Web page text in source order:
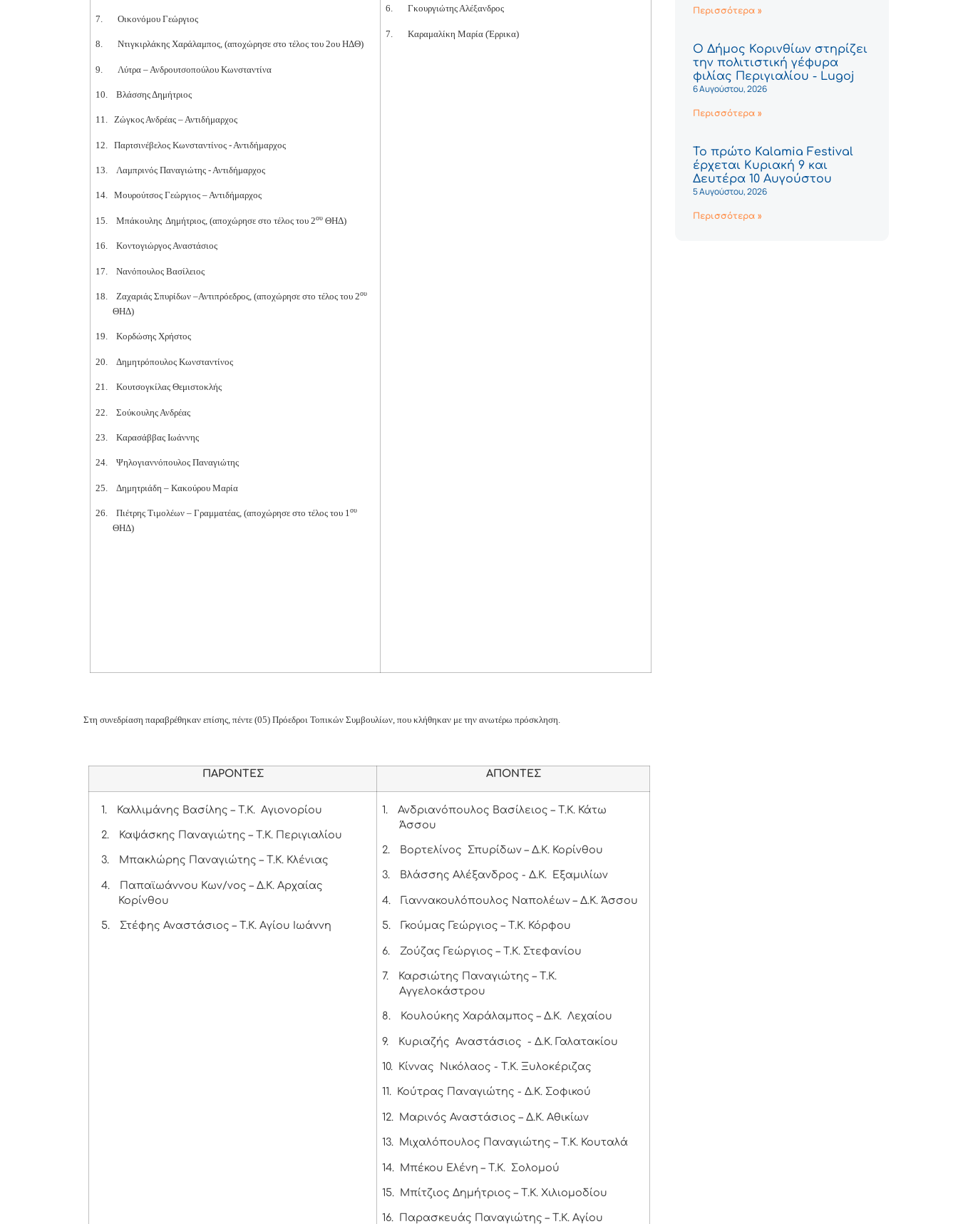
7. Οικονόμου Γεώργιος
8. Ντιγκιρλάκης Χαράλαμπος, (αποχώρησε στο τέλος του 2ου ΗΔΘ)
9. Λύτρα – Ανδρουτσοπούλου Κωνσταντίνα
10. Βλάσσης Δημήτριος
11. Ζώγκος Ανδρέας – Αντιδήμαρχος
12. Παρτσινέβελος Κωνσταντίνος - Αντιδήμαρχος
13. Λαμπρινός Παναγιώτης - Αντιδήμαρχος
14. Μουρούτσος Γεώργιος – Αντιδήμαρχος
15. Μπάκουλης Δημήτριος, (αποχώρησε στο τέλος του 2ουΘΗΔ)
16. Κοντογιώργος Αναστάσιος
17. Νανόπουλος Βασίλειος
18. Ζαχαριάς Σπυρίδων –Αντιπρόεδρος, (αποχώρησε στο τέλος του 2ου
ΘΗΔ)
19. Κορδώσης Χρήστος
20. Δημητρόπουλος Κωνσταντίνος
21. Κουτσογκίλας Θεμιστοκλής
22. Σούκουλης Ανδρέας
23. Καρασάββας Ιωάννης
24. Ψηλογιαννόπουλος Παναγιώτης
25. Δημητριάδη – Κακούρου Μαρία
26. Πιέτρης Τιμολέων – Γραμματέας, (αποχώρησε στο τέλος του 1ου
ΘΗΔ)
6. Γκουργιώτης Αλέξανδρος
7. Καραμαλίκη Μαρία (Έρρικα)
Στη συνεδρίαση παραβρέθηκαν επίσης, πέντε (05) Πρόεδροι Τοπικών Συμβουλίων, που κλήθηκαν με την ανωτέρω πρόσκληση.
ΠΑΡΟΝΤΕΣ ΑΠΟΝΤΕΣ
1. Καλλιμάνης Βασίλης – Τ.Κ. Αγιονορίου
2. Καψάσκης Παναγιώτης – Τ.Κ. Περιγιαλίου
3. Μπακλώρης Παναγιώτης – Τ.Κ. Κλένιας
4.
Παπαϊωάννου Κων/νος – Δ.Κ. Αρχαίας
Κορίνθου
5. Στέφης Αναστάσιος – Τ.Κ. Αγίου Ιωάννη
1.
Ανδριανόπουλος Βασίλειος – Τ.Κ. Κάτω
Άσσου
2. Βορτελίνος Σπυρίδων – Δ.Κ. Κορίνθου
3. Βλάσσης Αλέξανδρος - Δ.Κ. Εξαμιλίων
4. Γιαννακουλόπουλος Ναπολέων – Δ.Κ. Άσσου
5. Γκούμας Γεώργιος – Τ.Κ. Κόρφου
6. Ζούζας Γεώργιος – Τ.Κ. Στεφανίου
7.
Καρσιώτης Παναγιώτης – Τ.Κ.
Αγγελοκάστρου
8. Κουλούκης Χαράλαμπος – Δ.Κ. Λεχαίου
9. Κυριαζής Αναστάσιος - Δ.Κ. Γαλατακίου
10. Κίννας Νικόλαος - Τ.Κ. Ξυλοκέριζας
11. Κούτρας Παναγιώτης - Δ.Κ. Σοφικού
12. Μαρινός Αναστάσιος – Δ.Κ. Αθικίων
13. Μιχαλόπουλος Παναγιώτης – Τ.Κ. Κουταλά
14. Μπέκου Ελένη – Τ.Κ. Σολομού
15. Μπίτζιος Δημήτριος – Τ.Κ. Χιλιομοδίου
16. Παρασκευάς Παναγιώτης – Τ.Κ. Αγίου
Περισσότερα »
Ο Δήμος Κορινθίων στηρίζει
την πολιτιστική γέφυρα
φιλίας Περιγιαλίου - Lugoj
6 Αυγούστου, 2026
Περισσότερα »
Το πρώτο Kalamia Festival
έρχεται Κυριακή 9 και
Δευτέρα 10 Αυγούστου
5 Αυγούστου, 2026
Περισσότερα »